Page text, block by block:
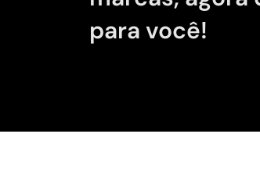
para você!